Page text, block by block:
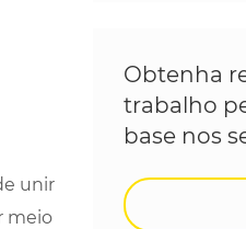
unir
meio
Obtenha
trabalho
base nos